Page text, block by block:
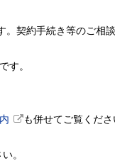
。契約手続き等のご相
す。
も併せてご覧くだ
。